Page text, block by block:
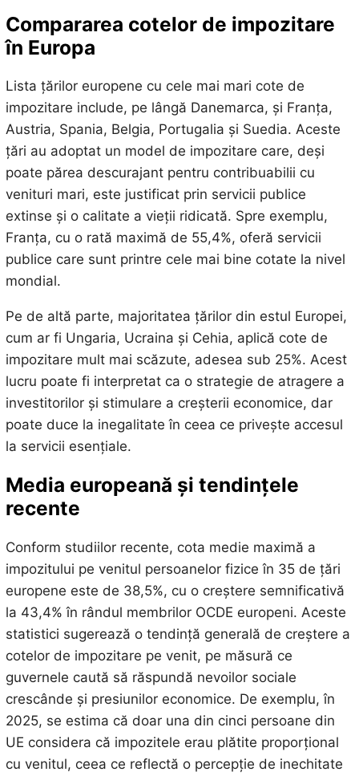
Compararea cotelor de impozitare
în Europa
Lista țărilor europene cu cele mai mari cote de
impozitare include, pe lângă Danemarca, și Franța,
Austria, Spania, Belgia, Portugalia și Suedia. Aceste
țări au adoptat un model de impozitare care, deși
poate părea descurajant pentru contribuabilii cu
venituri mari, este justificat prin servicii publice
extinse și o calitate a vieții ridicată. Spre exemplu,
Franța, cu o rată maximă de 55,4%, oferă servicii
publice care sunt printre cele mai bine cotate la nivel
mondial.
Pe de altă parte, majoritatea țărilor din estul Europei,
cum ar fi Ungaria, Ucraina și Cehia, aplică cote de
impozitare mult mai scăzute, adesea sub 25%. Acest
lucru poate fi interpretat ca o strategie de atragere a
investitorilor și stimulare a creșterii economice, dar
poate duce la inegalitate în ceea ce privește accesul
la servicii esențiale.
Media europeană și tendințele
recente
Conform studiilor recente, cota medie maximă a
impozitului pe venitul persoanelor fizice în 35 de țări
europene este de 38,5%, cu o creștere semnificativă
la 43,4% în rândul membrilor OCDE europeni. Aceste
statistici sugerează o tendință generală de creștere a
cotelor de impozitare pe venit, pe măsură ce
guvernele caută să răspundă nevoilor sociale
crescânde și presiunilor economice. De exemplu, în
2025, se estima că doar una din cinci persoane din
UE considera că impozitele erau plătite proporțional
cu venitul, ceea ce reflectă o percepție de inechitate